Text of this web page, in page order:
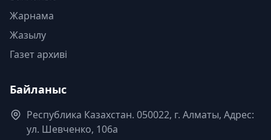
Жарнама
Жазылу
Газет архиві
Байланыс
Республика Казахстан. 050022, г. Алматы, Адрес:
ул. Шевченко, 106а